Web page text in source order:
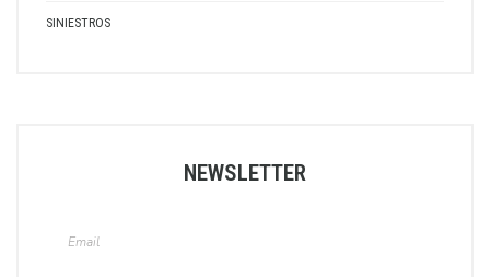
SINIESTROS
NEWSLETTER